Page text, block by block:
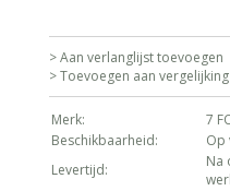
> Aan verlanglijst toevoegen
> Toevoegen aan vergelijking
Merk:
7
Beschikbaarheid:
Op
Levertijd:
Na